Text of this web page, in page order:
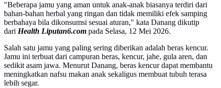
"Beberapa jamu yang aman untuk anak-anak biasanya terdiri dari
bahan-bahan herbal yang ringan dan tidak memiliki efek samping
berbahaya bila dikonsumsi sesuai aturan," kata Danang dikutip
dari Health Liputan6.com pada Selasa, 12 Mei 2026.
Salah satu jamu yang paling sering diberikan adalah beras kencur.
Jamu ini terbuat dari campuran beras, kencur, jahe, gula aren, dan
sedikit asam jawa. Menurut Danang, beras kencur dapat membantu
meningkatkan nafsu makan anak sekaligus membuat tubuh terasa
lebih segar.